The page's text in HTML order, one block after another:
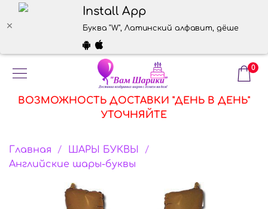
Install App
Буква "W", Латинский алфавит, дёшево,
0
ВОЗМОЖНОСТЬ ДОСТАВКИ "ДЕНЬ В ДЕНЬ"
УТОЧНЯЙТЕ
Главная
ШАРЫ БУКВЫ
Английские шары-буквы